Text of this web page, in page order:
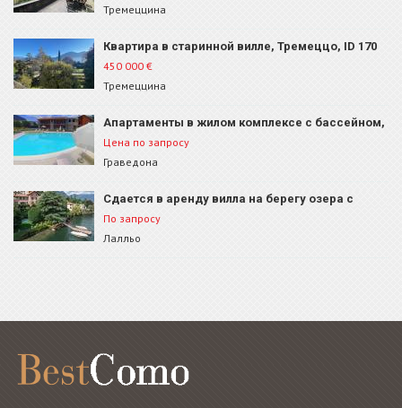
Тремеццина
Квартира в старинной вилле, Тремеццо, ID 170
450 000 €
Тремеццина
Апартаменты в жилом комплексе с бассейном,
Граведона, ID 1369
Цена по запросу
Граведона
Сдается в аренду вилла на берегу озера с
бассейном и пирсом.
По запросу
Лалльо